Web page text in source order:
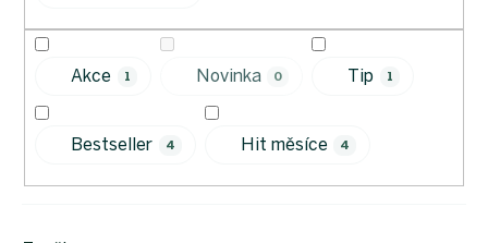
k
Akce 1 Novinka 0 Tip 1
Bestseller 4 Hit měsíce 4